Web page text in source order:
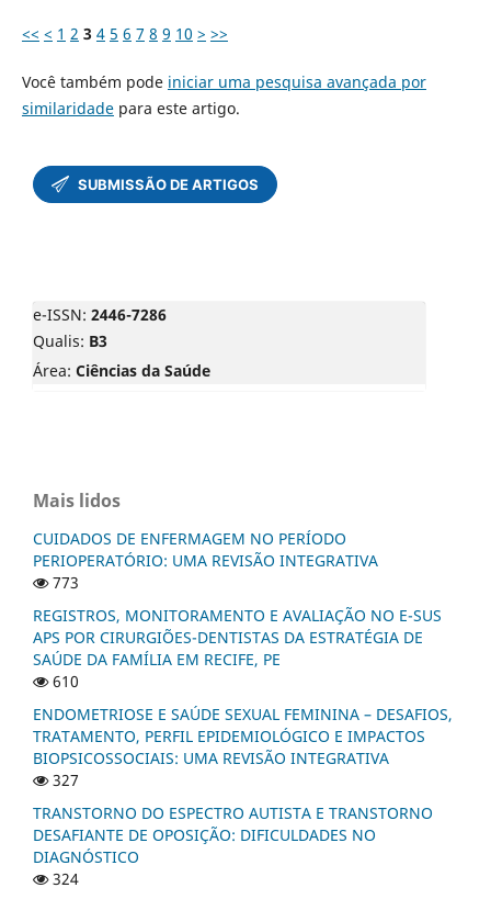
<< < 1 2 3 4 5 6 7 8 9 10 > >>
Você também pode iniciar uma pesquisa avançada por
similaridadepara este artigo.
e-ISSN: 2446-7286
Qualis: B3
Área: Ciências da Saúde
Mais lidos
CUIDADOS DE ENFERMAGEM NO PERÍODO
PERIOPERATÓRIO: UMA REVISÃO INTEGRATIVA
773
REGISTROS, MONITORAMENTO E AVALIAÇÃO NO E-SUS
APS POR CIRURGIÕES-DENTISTAS DA ESTRATÉGIA DE
SAÚDE DA FAMÍLIA EM RECIFE, PE
610
ENDOMETRIOSE E SAÚDE SEXUAL FEMININA – DESAFIOS,
TRATAMENTO, PERFIL EPIDEMIOLÓGICO E IMPACTOS
BIOPSICOSSOCIAIS: UMA REVISÃO INTEGRATIVA
327
TRANSTORNO DO ESPECTRO AUTISTA E TRANSTORNO
DESAFIANTE DE OPOSIÇÃO: DIFICULDADES NO
DIAGNÓSTICO
324